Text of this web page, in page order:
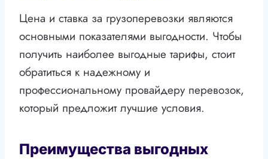
Цена и ставка за грузоперевозки являются
основными показателями выгодности. Чтобы
получить наиболее выгодные тарифы, стоит
обратиться к надежному и
профессиональному провайдеру перевозок,
который предложит лучшие условия.
Преимущества выгодных